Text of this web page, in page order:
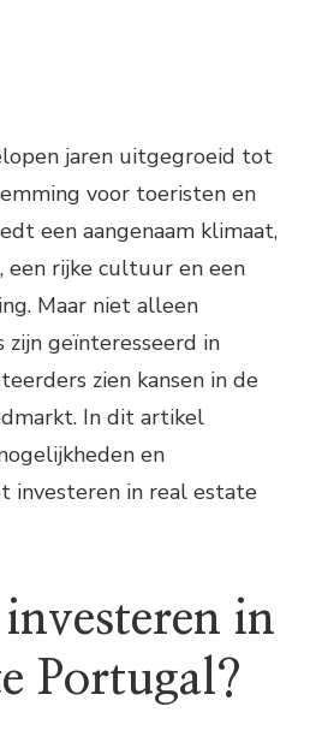
jaren uitgegroeid tot
voor toeristen en
een aangenaam klimaat,
een rijke cultuur en een
Maar niet alleen
geïnteresseerd in
zien kansen in de
In dit artikel
en
investeren in real estate
in
Portugal?